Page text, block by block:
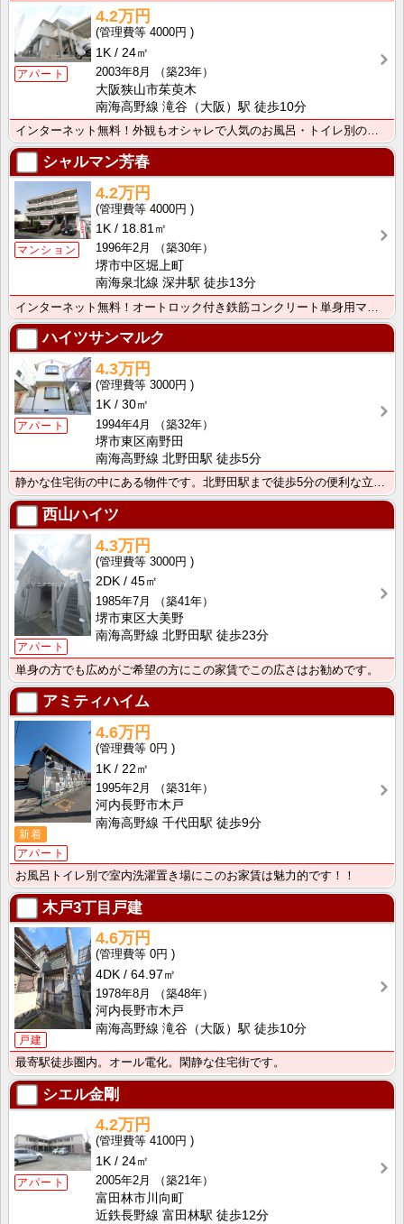
アパート
4.2万円
4000円
1K
24㎡
2003年8月
（築23年）
大阪狭山市茱萸木
南海高野線 滝谷（大阪）駅 徒歩10分
シャルマン芳春
マンション
4.2万円
4000円
1K
18.81㎡
1996年2月
（築30年）
堺市中区堀上町
南海泉北線 深井駅 徒歩13分
ハイツサンマルク
アパート
4.3万円
3000円
1K
30㎡
1994年4月
（築32年）
堺市東区南野田
南海高野線 北野田駅 徒歩5分
静かな住宅街の中にある物件です。北野田駅まで徒歩5分の便利な立地です。
西山ハイツ
アパート
4.3万円
3000円
2DK
45㎡
1985年7月
（築41年）
堺市東区大美野
南海高野線 北野田駅 徒歩23分
単身の方でも広めがご希望の方にこの家賃でこの広さはお勧めです。
アミティハイム
新着
アパート
4.6万円
0円
1K
22㎡
1995年2月
（築31年）
河内長野市木戸
南海高野線 千代田駅 徒歩9分
お風呂トイレ別で室内洗濯置き場にこのお家賃は魅力的です！！
木戸3丁目戸建
戸建
4.6万円
0円
4DK
64.97㎡
1978年8月
（築48年）
河内長野市木戸
南海高野線 滝谷（大阪）駅 徒歩10分
最寄駅徒歩圏内。オール電化。閑静な住宅街です。
シエル金剛
アパート
4.2万円
4100円
1K
24㎡
2005年2月
（築21年）
富田林市川向町
近鉄長野線 富田林駅 徒歩12分